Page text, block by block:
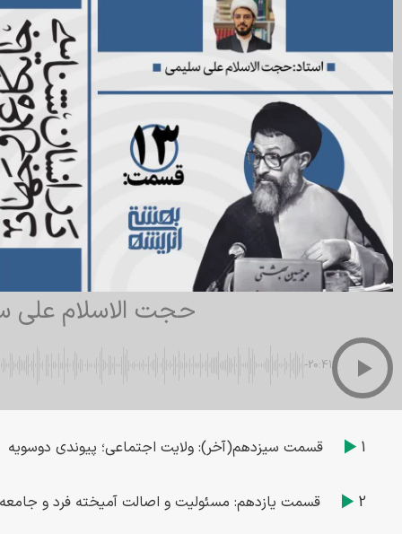
حجت الاسلام علی
-20:41
1 قسمت سیزدهم(آخر): ولایت اجتماعی؛ پیوندی دوسویه
2 قسمت یازدهم: مسئولیت و اصالت آمیخته فرد و